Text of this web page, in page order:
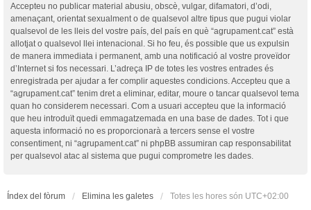
Accepteu no publicar material abusiu, obscè, vulgar, difamatori, d’odi,
amenaçant, orientat sexualment o de qualsevol altre tipus que pugui violar
qualsevol de les lleis del vostre país, del país en què “agrupament.cat” està
allotjat o qualsevol llei intenacional. Si ho feu, és possible que us expulsin
de manera immediata i permanent, amb una notificació al vostre proveïdor
d’Internet si fos necessari. L’adreça IP de totes les vostres entrades és
enregistrada per ajudar a fer complir aquestes condicions. Accepteu que a
“agrupament.cat” tenim dret a eliminar, editar, moure o tancar qualsevol tema
quan ho considerem necessari. Com a usuari accepteu que la informació
que heu introduït quedi emmagatzemada en una base de dades. Tot i que
aquesta informació no es proporcionarà a tercers sense el vostre
consentiment, ni “agrupament.cat” ni phpBB assumiran cap responsabilitat
per qualsevol atac al sistema que pugui comprometre les dades.
Índex del fòrum Elimina les galetes Totes les hores són UTC+02:00